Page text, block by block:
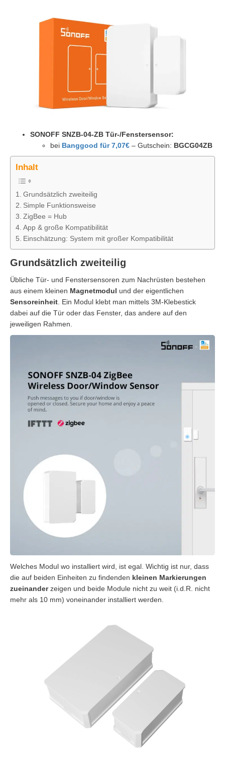
SONOFF SNZB-04-ZB Tür-/Fenstersensor:
bei Banggood für 7,07€ – Gutschein: BGCG04ZB
Inhalt
Grundsätzlich zweiteilig
Simple Funktionsweise
ZigBee = Hub
App & große Kompatibilität
Einschätzung: System mit großer Kompatibilität
Grundsätzlich zweiteilig
Übliche Tür- und Fenstersensoren zum Nachrüsten bestehen
aus einem kleinen Magnetmodul und der eigentlichen
Sensoreinheit . Ein Modul klebt man mittels 3M-Klebestick
dabei auf die Tür oder das Fenster, das andere auf den
jeweiligen Rahmen.
Welches Modul wo installiert wird, ist egal. Wichtig ist nur, dass
die auf beiden Einheiten zu findenden kleinen Markierungen
zueinanderzeigen und beide Module nicht zu weit (i.d.R. nicht
mehr als 10 mm) voneinander installiert werden.